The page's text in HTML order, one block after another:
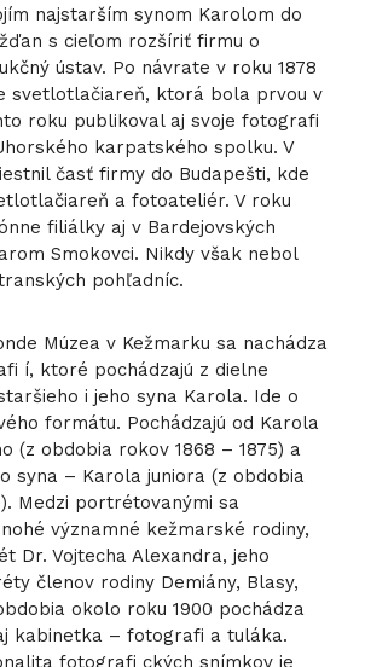
najstarším synom Karolom do
s cieľom rozšíriť firmu o
ústav. Po návrate v roku 1878
svetlotlačiareň, ktorá bola prvou v
roku publikoval aj svoje fotografi
karpatského spolku. V
časť firmy do Budapešti, kde
a fotoateliér. V roku
filiálky aj v Bardejovských
Smokovci. Nikdy však nebol
pohľadníc.
Múzea v Kežmarku sa nachádza
í, ktoré pochádzajú z dielne
i jeho syna Karola. Ide o
formátu. Pochádzajú od Karola
(z obdobia rokov 1868 – 1875) a
syna – Karola juniora (z obdobia
Medzi portrétovanými sa
významné kežmarské rodiny,
Dr. Vojtecha Alexandra, jeho
členov rodiny Demiány, Blasy,
okolo roku 1900 pochádza
kabinetka – fotografi a tuláka.
fotografi ckých snímkov je